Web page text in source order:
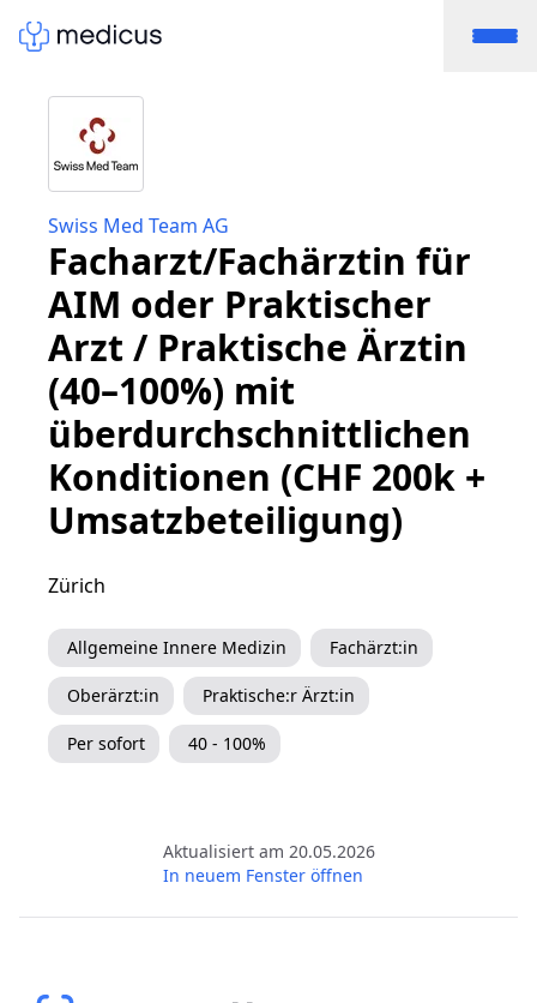
Swiss Med Team AG
Facharzt/Fachärztin für
AIM oder Praktischer
Arzt / Praktische Ärztin
(40–100%) mit
überdurchschnittlichen
Konditionen (CHF 200k +
Umsatzbeteiligung)
Zürich
Allgemeine Innere Medizin Fachärzt:in
Oberärzt:in Praktische:r Ärzt:in
Per sofort 40 - 100%
Aktualisiert am 20.05.2026
In neuem Fenster öffnen